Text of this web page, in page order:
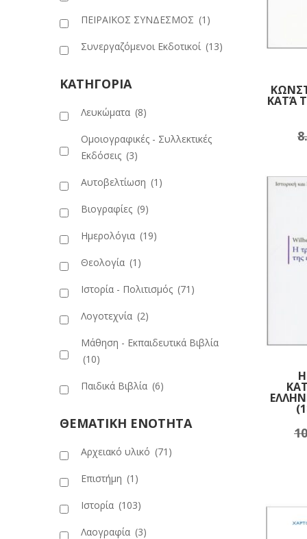
ΚΑΤΆ
ΠΕΙΡΑΪΚΟΣ ΣΥΝΔΕΣΜΟΣ (1)
Συνεργαζόμενοι Εκδοτικοί (13)
ΚΑΤΗΓΟΡΙΑ
Λευκώματα (8)
Ομοιογραφικές - Συλλεκτικές
Εκδόσεις (3)
Αυτοβελτίωση (1)
Βιογραφίες (9)
Ημερολόγια (19)
Θεολογία (1)
Ιστορία - Πολιτισμός (71)
Λογοτεχνία (2)
Μάθηση - Εκπαιδευτικά Βιβλία
(10)
Παιδικά Βιβλία (6)
ΘΕΜΑΤΙΚΗ ΕΝΟΤΗΤΑ
Αρχειακό υλικό (71)
Επιστήμη (1)
Ιστορία (103)
Λαογραφία (3)